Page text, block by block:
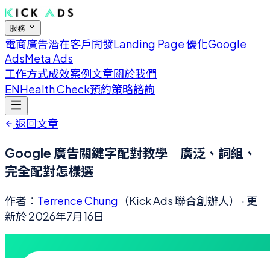
服務
電商廣告潛在客戶開發Landing Page 優化Google
AdsMeta Ads
工作方式成效案例文章關於我們
ENHealth Check預約策略諮詢
返回文章
Google 廣告關鍵字配對教學｜廣泛、詞組、
完全配對怎樣選
作者： Terrence Chung （Kick Ads 聯合創辦人）
· 更
新於2026年7月16日